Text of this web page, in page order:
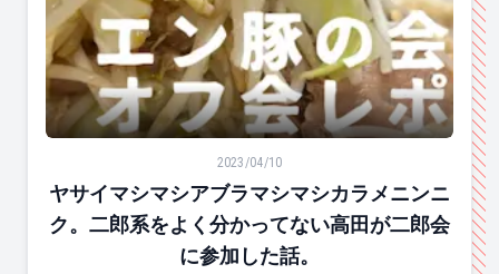
ヤサイマシマシアブラマシマシカラメニンニク。二郎
2023/04/10
ヤサイマシマシアブラマシマシカラメニンニ
ク。二郎系をよく分かってない高田が二郎会
に参加した話。